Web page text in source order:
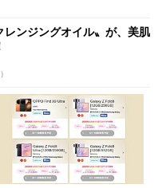
レンジングオイル〟が、美肌